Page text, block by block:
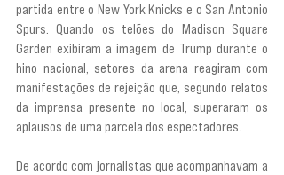
partida entre o New York Knicks e o San Antonio
Spurs. Quando os telões do Madison Square
Garden exibiram a imagem de Trump durante o
hino nacional, setores da arena reagiram com
manifestações de rejeição que, segundo relatos
da imprensa presente no local, superaram os
aplausos de uma parcela dos espectadores.
De acordo com jornalistas que acompanhavam a